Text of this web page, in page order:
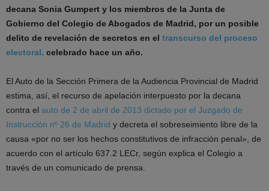
decana Sonia Gumpert y los miembros de la Junta de
Gobierno del Colegio de Abogados de Madrid, por un posible
delito de revelación de secretos en el transcurso del proceso
electoral, celebrado hace un año.
El Auto de la Sección Primera de la Audiencia Provincial de Madrid
estima, así, el recurso de apelación interpuesto por la decana
contra el auto de 2 de abril de 2013 dictado por el Juzgado de
Instrucción nº 26 de Madrid y decreta el sobreseimiento libre de la
causa «por no ser los hechos constitutivos de infracción penal», de
acuerdo con el artículo 637.2 LECr, según explica el Colegio a
través de un comunicado de prensa.